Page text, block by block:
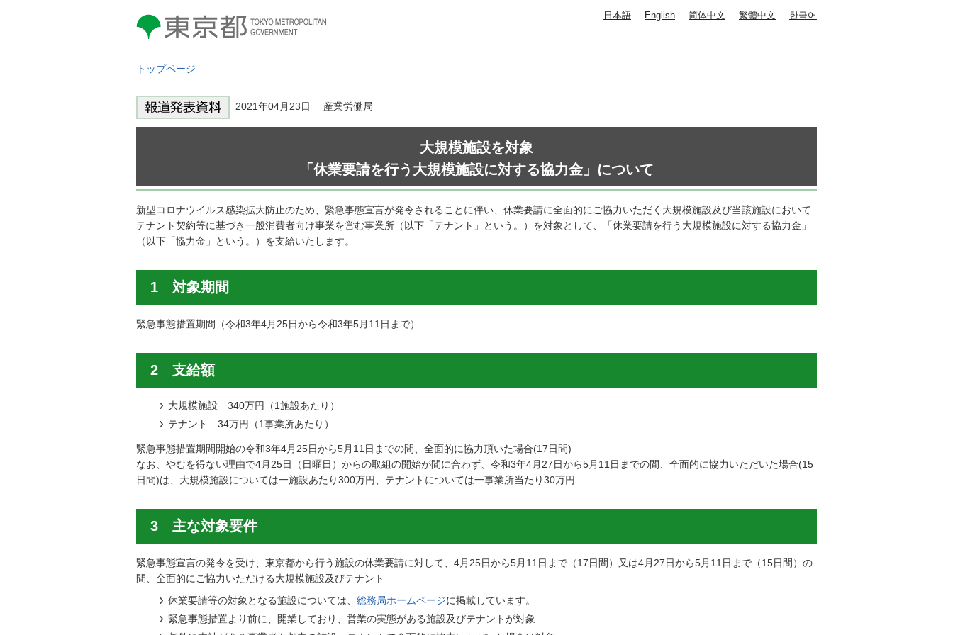
東京都 TOKYO METROPOLITAN
GOVERNMENT
日本語 English 简体中文 繁體中文 한국어
トップページ
2021年04月23日 産業労働局
大規模施設を対象
「休業要請を行う大規模施設に対する協力金」について
新型コロナウイルス感染拡大防止のため、緊急事態宣言が発令されることに伴い、休業要請に全面的にご協力いただく大規模施設及び当該施設において
テナント契約等に基づき一般消費者向け事業を営む事業所（以下「テナント」という。）を対象として、「休業要請を行う大規模施設に対する協力金」
（以下「協力金」という。）を支給いたします。
1 対象期間
緊急事態措置期間（令和3年4月25日から令和3年5月11日まで）
2 支給額
大規模施設 340万円（1施設あたり）
テナント 34万円（1事業所あたり）
緊急事態措置期間開始の令和3年4月25日から5月11日までの間、全面的に協力頂いた場合(17日間)
なお、やむを得ない理由で4月25日（日曜日）からの取組の開始が間に合わず、令和3年4月27日から5月11日までの間、全面的に協力いただいた場合(15
日間)は、大規模施設については一施設あたり300万円、テナントについては一事業所当たり30万円
3 主な対象要件
緊急事態宣言の発令を受け、東京都から行う施設の休業要請に対して、4月25日から5月11日まで（17日間）又は4月27日から5月11日まで（15日間）の
間、全面的にご協力いただける大規模施設及びテナント
休業要請等の対象となる施設については、 総務局ホームページに掲載しています。
緊急事態措置より前に、開業しており、営業の実態がある施設及びテナントが対象